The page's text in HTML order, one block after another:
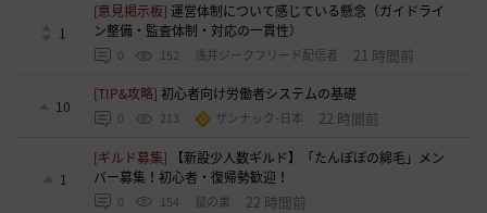
1
[意見掲示板]運営体制について感じている懸念（ガイドライ
ン整備・監査体制・対応の一貫性）
0 152 浅井ジークフリード配信者 21 時間前
10
[TIP&攻略]初心者向け労働者システムの基礎
0 213 ザンナック-日本 22 時間前
1
[ギルド募集]
【新設少人数ギルド】「たんぽぽの綿毛」メン
バー募集！初心者・復帰勢歓迎！
0 154 鼠の巣 22 時間前